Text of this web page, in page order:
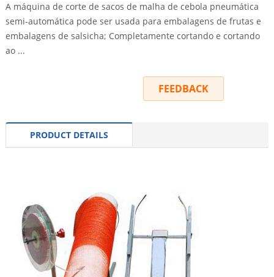
A máquina de corte de sacos de malha de cebola pneumática
semi-automática pode ser usada para embalagens de frutas e
embalagens de salsicha; Completamente cortando e cortando
ao ...
FEEDBACK
PRODUCT DETAILS